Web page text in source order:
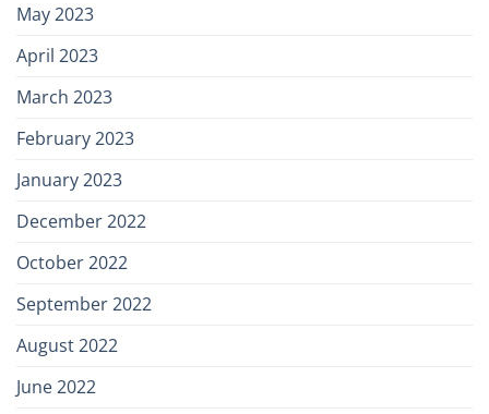
May 2023
April 2023
March 2023
February 2023
January 2023
December 2022
October 2022
September 2022
August 2022
June 2022